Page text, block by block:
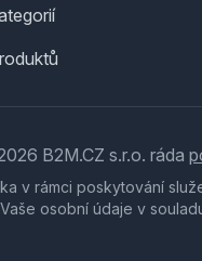
B2M.CZ s.r.o. ráda
v rámci poskytování
osobní údaje v